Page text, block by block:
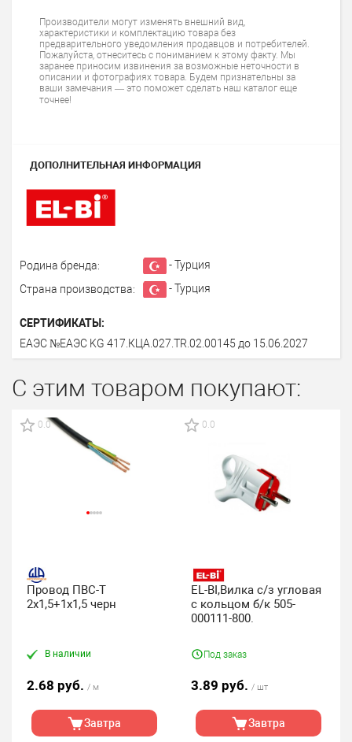
Производители могут изменять внешний вид,
характеристики и комплектацию товара без
предварительного уведомления продавцов и потребителей.
Пожалуйста, отнеситесь с пониманием к этому факту. Мы
заранее приносим извинения за возможные неточности в
описании и фотографиях товара. Будем признательны за
ваши замечания — это поможет сделать наш каталог еще
точнее!
ДОПОЛНИТЕЛЬНАЯ ИНФОРМАЦИЯ
Родина бренда:
- Турция
Страна производства:
- Турция
СЕРТИФИКАТЫ:
ЕАЭС №ЕАЭС KG 417.КЦА.027.TR.02.00145 до 15.06.2027
С этим товаром покупают:
0.0
Провод ПВС-Т
2х1,5+1х1,5 черн
В наличии
2.68 руб. / м
Завтра
0.0
EL-BI,Вилка с/з угловая
с кольцом б/к 505-
000111-800.
Под заказ
3.89 руб. / шт
Завтра